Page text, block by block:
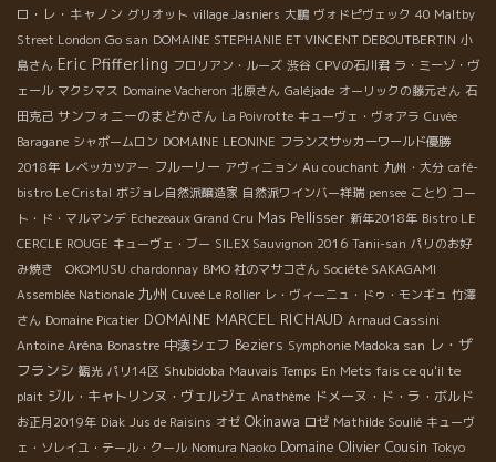
ロ・レ・キャノン グリオット village Jasniers 大鵬 ヴォドピヴェック 40 Maltby
Street London Go san DOMAINE STEPHANIE ET VINCENT DEBOUTBERTIN 小
島さん Eric Pfifferling フロリアン・ルーズ 渋谷 CPVの石川君 ラ・ミーゾ・ヴ
ェール マクシマス Domaine Vacheron 北原さん Galéjade オーリックの藤元さん 石
田克己 サンフォニーのまどかさん La Poivrotte キューヴェ・ヴォアラ Cuvée
Baragane シャポームロン DOMAINE LEONINE フランスサッカーワールド優勝
2018年 レベッカツアー フルーリー アヴィニョン Au couchant 九州・大分 café-
bistro Le Cristal ボジョレ自然派醸造家 自然派ワインバー祥瑞 pensee ことり コー
ト・ド・マルマンデ Echezeaux Grand Cru Mas Pellisser 新年2018年 Bistro LE
CERCLE ROUGE キューヴェ・ブー SILEX Sauvignon 2016 Tanii-san パリのお好
み焼き OKOMUSU chardonnay BMO 社のマサコさん Société SAKAGAMI
Assemblée Nationale 九州 Cuveé Le Rollier レ・ヴィーニュ・ドゥ・モンギュ 竹澤
さん Domaine Picatier DOMAINE MARCEL RICHAUD Arnaud Cassini
Antoine Aréna Bonastre 中湊シェフ Beziers Symphonie Madoka san レ・ザ
フランシ 観光 パリ14区 Shubidoba Mauvais Temps En Mets fais ce qu'il te
plait ジル・キャトリンヌ・ヴェルジェ Anathème ドメーヌ・ド・ラ・ボルド
お正月2019年 Diak Jus de Raisins オゼ Okinawa ロゼ Mathilde Soulié キューヴ
ェ・ソレイユ・テール・クール Nomura Naoko Domaine Olivier Cousin Tokyo